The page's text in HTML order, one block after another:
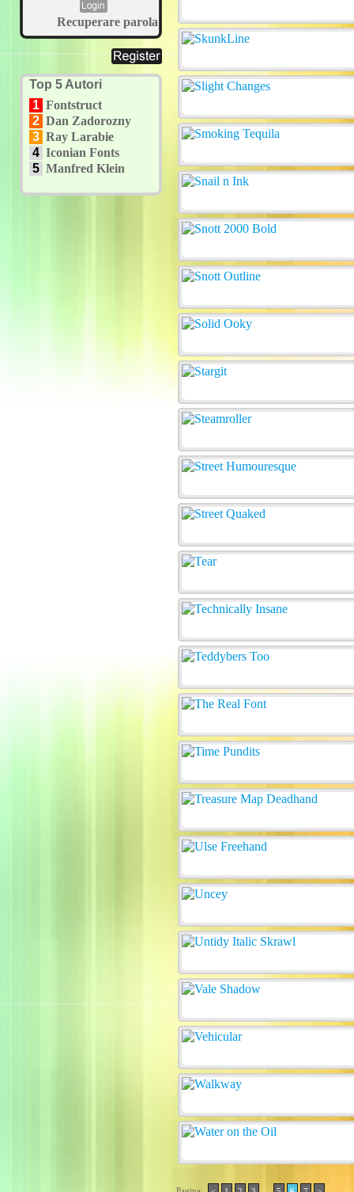
Recuperare parola
Top 5 Autori
1 Fontstruct
2 Dan Zadorozny
3 Ray Larabie
4 Iconian Fonts
5 Manfred Klein